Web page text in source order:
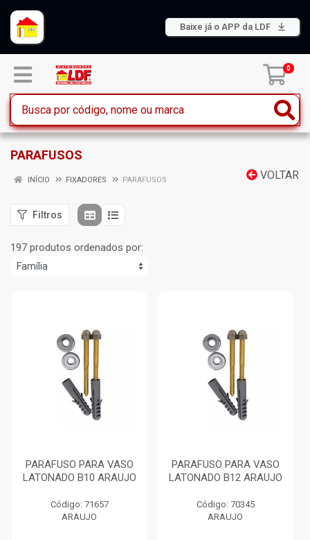
Baixe já o APP da LDF
0
PARAFUSOS
VOLTAR
INÍCIO FIXADORES PARAFUSOS
Filtros
197 produtos ordenados por:
PARAFUSO PARA VASO
LATONADO B10 ARAUJO
Código: 71657
ARAUJO
PARAFUSO PARA VASO
LATONADO B12 ARAUJO
Código: 70345
ARAUJO